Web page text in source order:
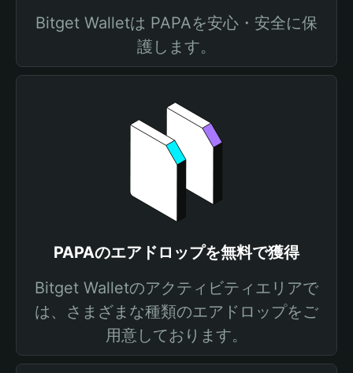
Bitget Walletは PAPAを安心・安全に保
護します。
PAPAのエアドロップを無料で獲得
Bitget Walletのアクティビティエリアで
は、さまざまな種類のエアドロップをご
用意しております。